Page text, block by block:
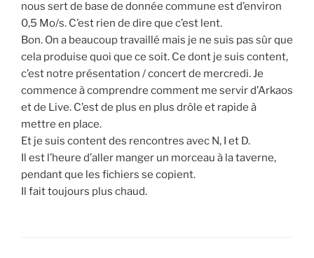
nous sert de base de donnée commune est d’environ
0,5 Mo/s. C’est rien de dire que c’est lent.
Bon. On a beaucoup travaillé mais je ne suis pas sûr que
cela produise quoi que ce soit. Ce dont je suis content,
c’est notre présentation / concert de mercredi. Je
commence à comprendre comment me servir d’Arkaos
et de Live. C’est de plus en plus drôle et rapide à
mettre en place.
Et je suis content des rencontres avec N, I et D.
Il est l’heure d’aller manger un morceau à la taverne,
pendant que les fichiers se copient.
Il fait toujours plus chaud.